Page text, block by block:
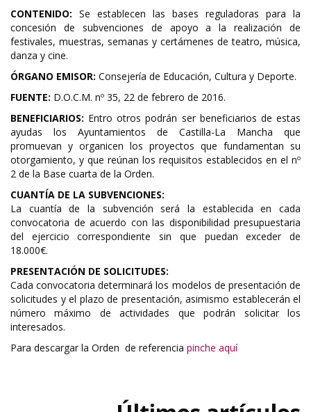
CONTENIDO: Se establecen las bases reguladoras para la
concesión de subvenciones de apoyo a la realización de
festivales, muestras, semanas y certámenes de teatro, música,
danza y cine.
ÓRGANO EMISOR: Consejería de Educación, Cultura y Deporte.
FUENTE: D.O.C.M. nº 35, 22 de febrero de 2016.
BENEFICIARIOS: Entro otros podrán ser beneficiarios de estas
ayudas los Ayuntamientos de Castilla-La Mancha que
promuevan y organicen los proyectos que fundamentan su
otorgamiento, y que reúnan los requisitos establecidos en el nº
2 de la Base cuarta de la Orden.
CUANTÍA DE LA SUBVENCIONES:
La cuantía de la subvención será la establecida en cada
convocatoria de acuerdo con las disponibilidad presupuestaria
del ejercicio correspondiente sin que puedan exceder de
18.000€.
PRESENTACIÓN DE SOLICITUDES:
Cada convocatoria determinará los modelos de presentación de
solicitudes y el plazo de presentación, asimismo establecerán el
número máximo de actividades que podrán solicitar los
interesados.
Para descargar la Orden de referencia pinche aquí